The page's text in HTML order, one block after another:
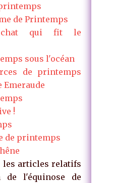
de Printemps
chat qui fit le
sous l'océan
de printemps
Emeraude
!
de printemps
les articles relatifs
de l'équinose de